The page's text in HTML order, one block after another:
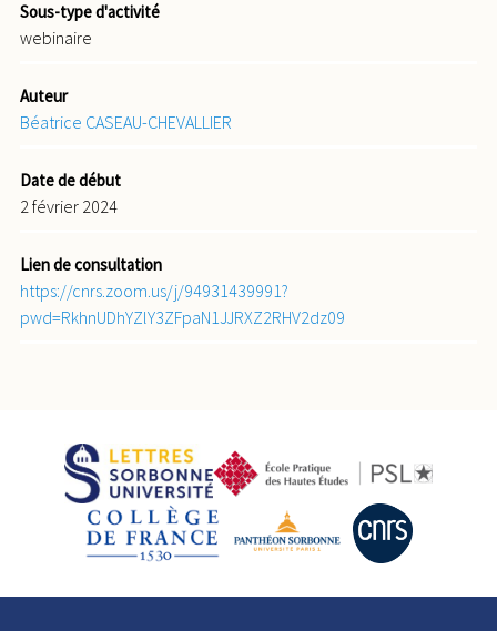
Sous-type d'activité
webinaire
Auteur
Béatrice CASEAU-CHEVALLIER
Date de début
2 février 2024
Lien de consultation
https://cnrs.zoom.us/j/94931439991?
pwd=RkhnUDhYZlY3ZFpaN1JJRXZ2RHV2dz09